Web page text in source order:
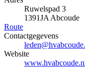
Ruwelspad 3
1391JA Abcoude
Route
Contactgegevens
Website